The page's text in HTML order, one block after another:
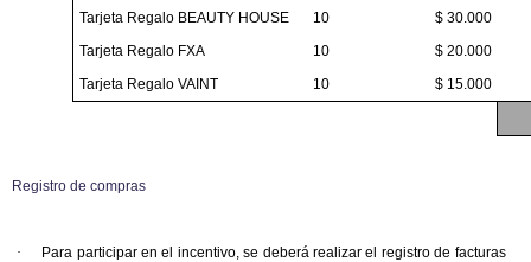
Tarjeta Regalo BEAUTY HOUSE
10
$ 30.000
Tarjeta Regalo FXA
10
$ 20.000
Tarjeta Regalo VAINT
10 $ 15.000
Registro de compras
·
Para participar en el incentivo, se deberá realizar el registro de facturas